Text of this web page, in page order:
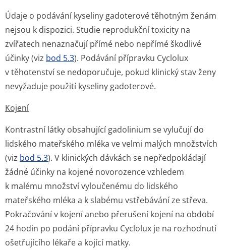
Údaje o podávání kyseliny gadoterové těhotným ženám
nejsou k dispozici. Studie reprodukční toxicity na
zvířatech nenaznačují přímé nebo nepřímé škodlivé
účinky (viz bod 5.3). Podávání přípravku Cyclolux
v těhotenství se nedoporučuje, pokud klinický stav ženy
nevyžaduje použití kyseliny gadoterové.
Kojení
Kontrastní látky obsahující gadolinium se vylučují do
lidského mateřského mléka ve velmi malých množstvích
(viz bod 5.3). V klinických dávkách se nepředpokládají
žádné účinky na kojené novorozence vzhledem
k malému množství vyloučenému do lidského
mateřského mléka a k slabému vstřebávání ze střeva.
Pokračování v kojení anebo přerušení kojení na období
24 hodin po podání přípravku Cyclolux je na rozhodnutí
ošetřujícího lékaře a kojící matky.